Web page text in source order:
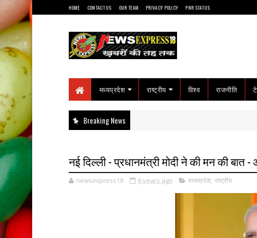
HOME CONTACT US OUR TEAM PRIVACY POLICY PNR STATUS
मध्यप्रदेश राष्ट्रीय विश्व राजनीति
Breaking News
नई दिल्ली - प्रधानमंत्री मोदी ने की मन की बात
newsexpress18 6 years ago मध्यप्रदेश, राष्ट्रीय